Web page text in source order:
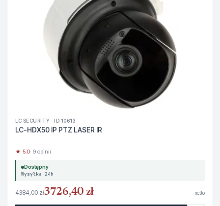
LC SECURITY · ID 10613
LC-HDX50 IP PTZ LASER IR
★ 5.0· 9 opinii
Dostępny
Wysyłka 24h
4384,00 zł3726,40 zł netto